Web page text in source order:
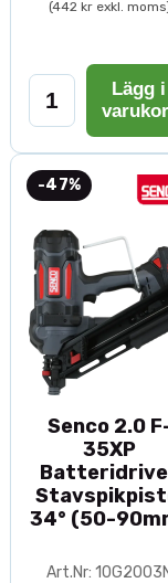
(442 kr exkl.
Lägg i
-47%
Senco 2.0
35XP
34° (50-
Art.Nr: